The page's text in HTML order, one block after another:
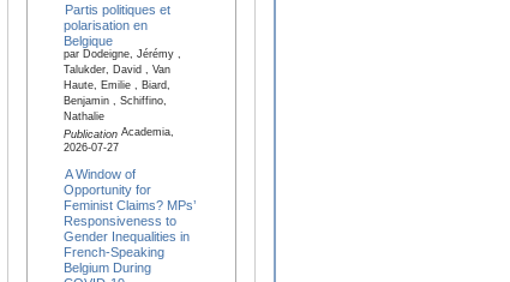
Partis politiques et
polarisation en
Belgique
par Dodeigne, Jérémy ,
Talukder, David , Van
Haute, Emilie , Biard,
Benjamin , Schiffino,
Nathalie
PublicationAcademia,
2026-07-27
A Window of
Opportunity for
Feminist Claims? MPs’
Responsiveness to
Gender Inequalities in
French-Speaking
Belgium During